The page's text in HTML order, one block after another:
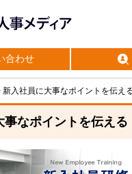
合わせ
新入社員に大事なポイントを伝え
なポイントを伝える